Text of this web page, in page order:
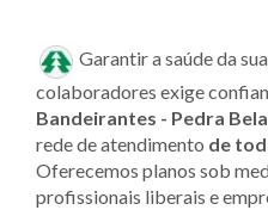
Garantir a saúde da
colaboradores exige
Bandeirantes - Pedra Bela
rede de atendimento de
Oferecemos planos sob
profissionais liberais e